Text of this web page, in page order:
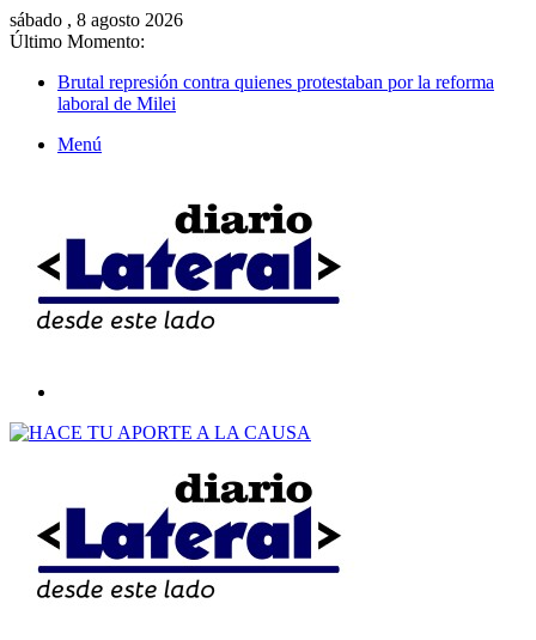
sábado , 8 agosto 2026
Último Momento:
Brutal represión contra quienes protestaban por la reforma
laboral de Milei
Menú